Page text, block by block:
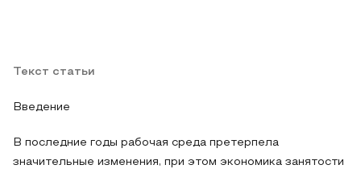
Текст статьи
Введение
В последние годы рабочая среда претерпела
значительные изменения, при этом экономика занятости